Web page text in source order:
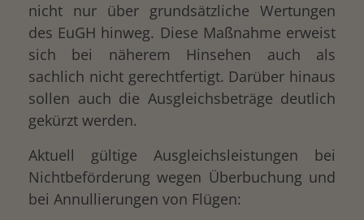
nicht nur über grundsätzliche Wertungen
des EuGH hinweg. Diese Maßnahme erweist
sich bei näherem Hinsehen auch als
sachlich nicht gerechtfertigt. Darüber hinaus
sollen auch die Ausgleichsbeträge deutlich
gekürzt werden.
Aktuell gültige Ausgleichsleistungen bei
Nichtbeförderung wegen Überbuchung und
bei Annullierungen von Flügen: